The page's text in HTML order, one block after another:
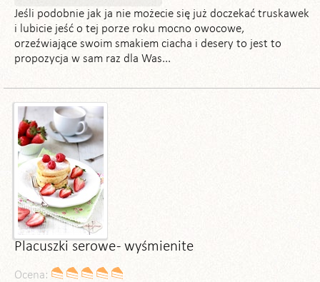
Jeśli podobnie jak ja nie możecie się już doczekać truskawek
i lubicie jeść o tej porze roku mocno owocowe,
orzeźwiające swoim smakiem ciacha i desery to jest to
propozycja w sam raz dla Was...
Placuszki serowe - wyśmienite
Ocena: